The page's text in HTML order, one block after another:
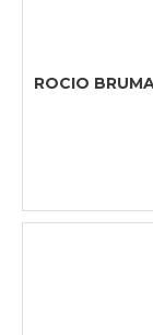
ROCIO